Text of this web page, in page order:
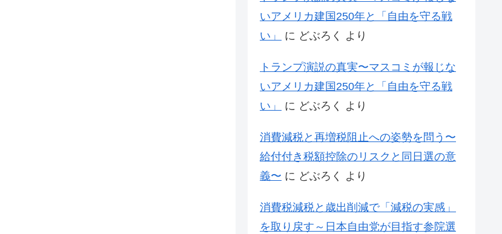
いアメリカ建国250年と「自由を守る戦
い」
に どぶろく より
トランプ演説の真実〜マスコミが報じな
いアメリカ建国250年と「自由を守る戦
い」
に どぶろく より
消費減税と再増税阻止への姿勢を問う〜
給付付き税額控除のリスクと同日選の意
義〜 に どぶろく より
消費税減税と歳出削減で「減税の実感」
を取り戻す～日本自由党が目指す参院選